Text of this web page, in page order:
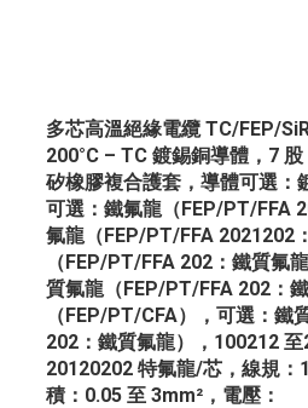
多芯高溫絕緣電纜 TC/FEP/
200°C – TC 鍍錫銅導體，7
矽橡膠複合護套，導體可選：
可選：鐵氟龍（FEP/PT/FFA
氟龍（FEP/PT/FFA 2021202
（FEP/PT/FFA 202：鐵質氟
質氟龍（FEP/PT/FFA 202：
（FEP/PT/CFA），可選：鐵
202：鐵質氟龍），100212 至
20120202 特氟龍/芯，線規：
積：0.05 至 3mm²，電壓：